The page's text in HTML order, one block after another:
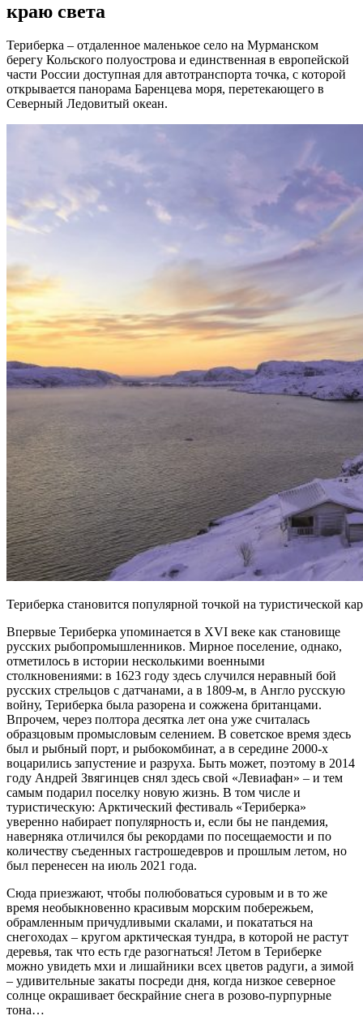
краю света
Териберка – отдаленное маленькое село на Мурманском
берегу Кольского полуострова и единственная в европейской
части России доступная для автотранспорта точка, с которой
открывается панорама Баренцева моря, перетекающего в
Северный Ледовитый океан.
Териберка становится популярной точкой на
Впервые Териберка упоминается в XVI веке как становище
русских рыбопромышленников. Мирное поселение, однако,
отметилось в истории несколькими военными
столкновениями: в 1623 году здесь случился неравный бой
русских стрельцов с датчанами, а в 1809-м, в Англо русскую
войну, Териберка была разорена и сожжена британцами.
Впрочем, через полтора десятка лет она уже считалась
образцовым промысловым селением. В советское время здесь
был и рыбный порт, и рыбокомбинат, а в середине 2000-х
воцарились запустение и разруха. Быть может, поэтому в 2014
году Андрей Звягинцев снял здесь свой «Левиафан» – и тем
самым подарил поселку новую жизнь. В том числе и
туристическую: Арктический фестиваль «Териберка»
уверенно набирает популярность и, если бы не пандемия,
наверняка отличился бы рекордами по посещаемости и по
количеству съеденных гастрошедевров и прошлым летом, но
был перенесен на июль 2021 года.
Сюда приезжают, чтобы полюбоваться суровым и в то же
время необыкновенно красивым морским побережьем,
обрамленным причудливыми скалами, и покататься на
снегоходах – кругом арктическая тундра, в которой не растут
деревья, так что есть где разогнаться! Летом в Териберке
можно увидеть мхи и лишайники всех цветов радуги, а зимой
– удивительные закаты посреди дня, когда низкое северное
солнце окрашивает бескрайние снега в розово-пурпурные
тона…